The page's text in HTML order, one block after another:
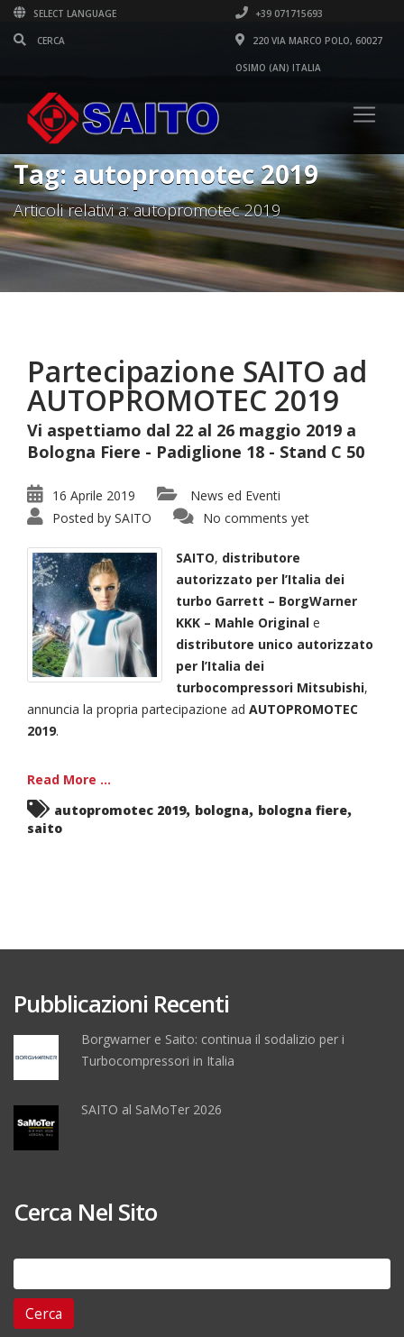
SELECT LANGUAGE +39 071715693
220 VIA MARCO POLO, 60027
OSIMO (AN) ITALIA
Tag: autopromotec 2019
Articoli relativi a: autopromotec 2019
Partecipazione SAITO ad
AUTOPROMOTEC 2019
Vi aspettiamo dal 22 al 26 maggio 2019 a
Bologna Fiere - Padiglione 18 - Stand C 50
16 Aprile 2019
News ed Eventi
Posted by SAITO No comments yet
SAITO, distributore
autorizzato per l’Italia dei
turbo Garrett – BorgWarner
KKK – Mahle Original e
distributore unico autorizzato
per l’Italia dei
turbocompressori Mitsubishi,
annuncia la propria partecipazione ad AUTOPROMOTEC
2019.
Read More ...
autopromotec 2019, bologna, bologna fiere,
saito
Pubblicazioni Recenti
Borgwarner e Saito: continua il sodalizio per i
Turbocompressori in Italia
SAITO al SaMoTer 2026
Cerca Nel Sito
Ricerca
per: